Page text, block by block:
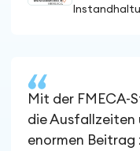
Mit der FMECA-
die Ausfallzeiten
enormen Beitrag